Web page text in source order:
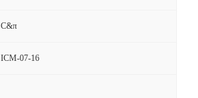
C&π
ICM-07-16